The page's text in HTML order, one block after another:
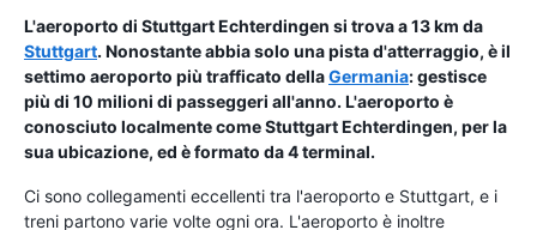
L'aeroporto di Stuttgart Echterdingen si trova a 13 km da
Stuttgart. Nonostante abbia solo una pista d'atterraggio, è il
settimo aeroporto più trafficato dellaGermania: gestisce
più di 10 milioni di passeggeri all'anno. L'aeroporto è
conosciuto localmente come Stuttgart Echterdingen, per la
sua ubicazione, ed è formato da 4 terminal.
Ci sono collegamenti eccellenti tra l'aeroporto e Stuttgart, e i
treni partono varie volte ogni ora. L'aeroporto è inoltre